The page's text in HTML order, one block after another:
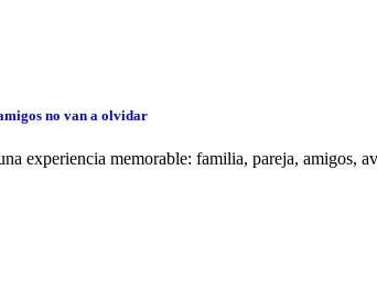
no van a olvidar
experiencia memorable: familia, pareja, amigos,